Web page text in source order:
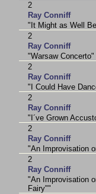
2
Ray Conniff
"It Might as Well
2
Ray Conniff
"Warsaw Concerto"
2
Ray Conniff
"I Could Have
2
Ray Conniff
"I´ve Grown
2
Ray Conniff
"An Improvisation
2
Ray Conniff
"An Improvisation
Fairy""